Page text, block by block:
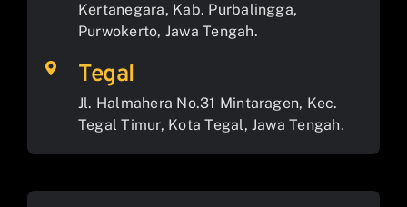
Kertanegara, Kab. Purbalingga,
Purwokerto, Jawa Tengah.
Tegal
Jl. Halmahera No.31 Mintaragen, Kec.
Tegal Timur, Kota Tegal, Jawa Tengah.